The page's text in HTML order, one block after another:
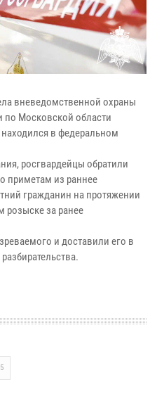
вневедомственной охраны
по Московской области
в федеральном
росгвардейцы обратили
приметам из раннее
гражданин на протяжении
розыске за ранее
и доставили его в